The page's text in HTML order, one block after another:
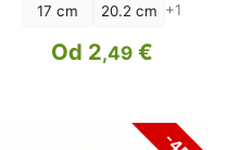
17 cm 20.2 cm +1
Od 2,49€